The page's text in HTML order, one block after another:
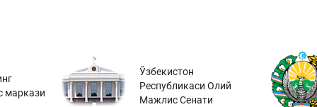
маркази
Ўзбекистон
Республикаси Олий
Мажлис Сенати